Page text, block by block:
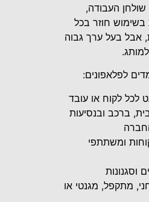
שולחן העבודה,
בשימוש חוזר בכל
אבל בעל ערך גבוה
לפלאפונים:
לכל לקוח או עובד
ברכב ובנסיעות
ומשתתפי
וסגנונות
מתקפל, מגנטי או